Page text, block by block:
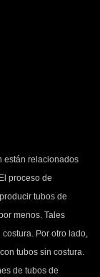
están relacionados
proceso de
tubos de
menos. Tales
Por otro lado,
tubos sin costura.
de tubos de